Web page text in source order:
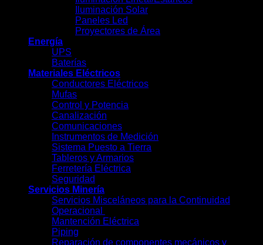
Iluminación Solar
Paneles Led
Proyectores de Área
Energía
UPS
Baterías
Materiales Eléctricos
Conductores Eléctricos
Mufas
Control y Potencia
Canalización
Comunicaciones
Instrumentos de Medición
Sistema Puesto a Tierra
Tableros y Armarios
Ferretería Eléctrica
Seguridad
Servicios Minería
Servicios Misceláneos para la Continuidad
Operacional
Mantención Eléctrica
Piping
Reparación de componentes mecánicos y